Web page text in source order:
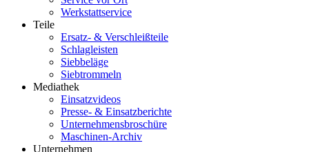
Werkstattservice
Teile
Ersatz- & Verschleißteile
Schlagleisten
Siebbeläge
Siebtrommeln
Mediathek
Einsatzvideos
Presse- & Einsatzberichte
Unternehmensbroschüre
Maschinen-Archiv
Unternehmen